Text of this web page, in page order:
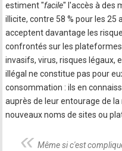
estiment "facile" l'accès à des
illicite, contre 58 % pour les 25
acceptent davantage les
confrontés sur les
invasifs, virus, risques légaux,
illégal ne constitue pas pour
consommation : ils en
auprès de leur entourage de
nouveaux noms de sites ou
Même si c'est